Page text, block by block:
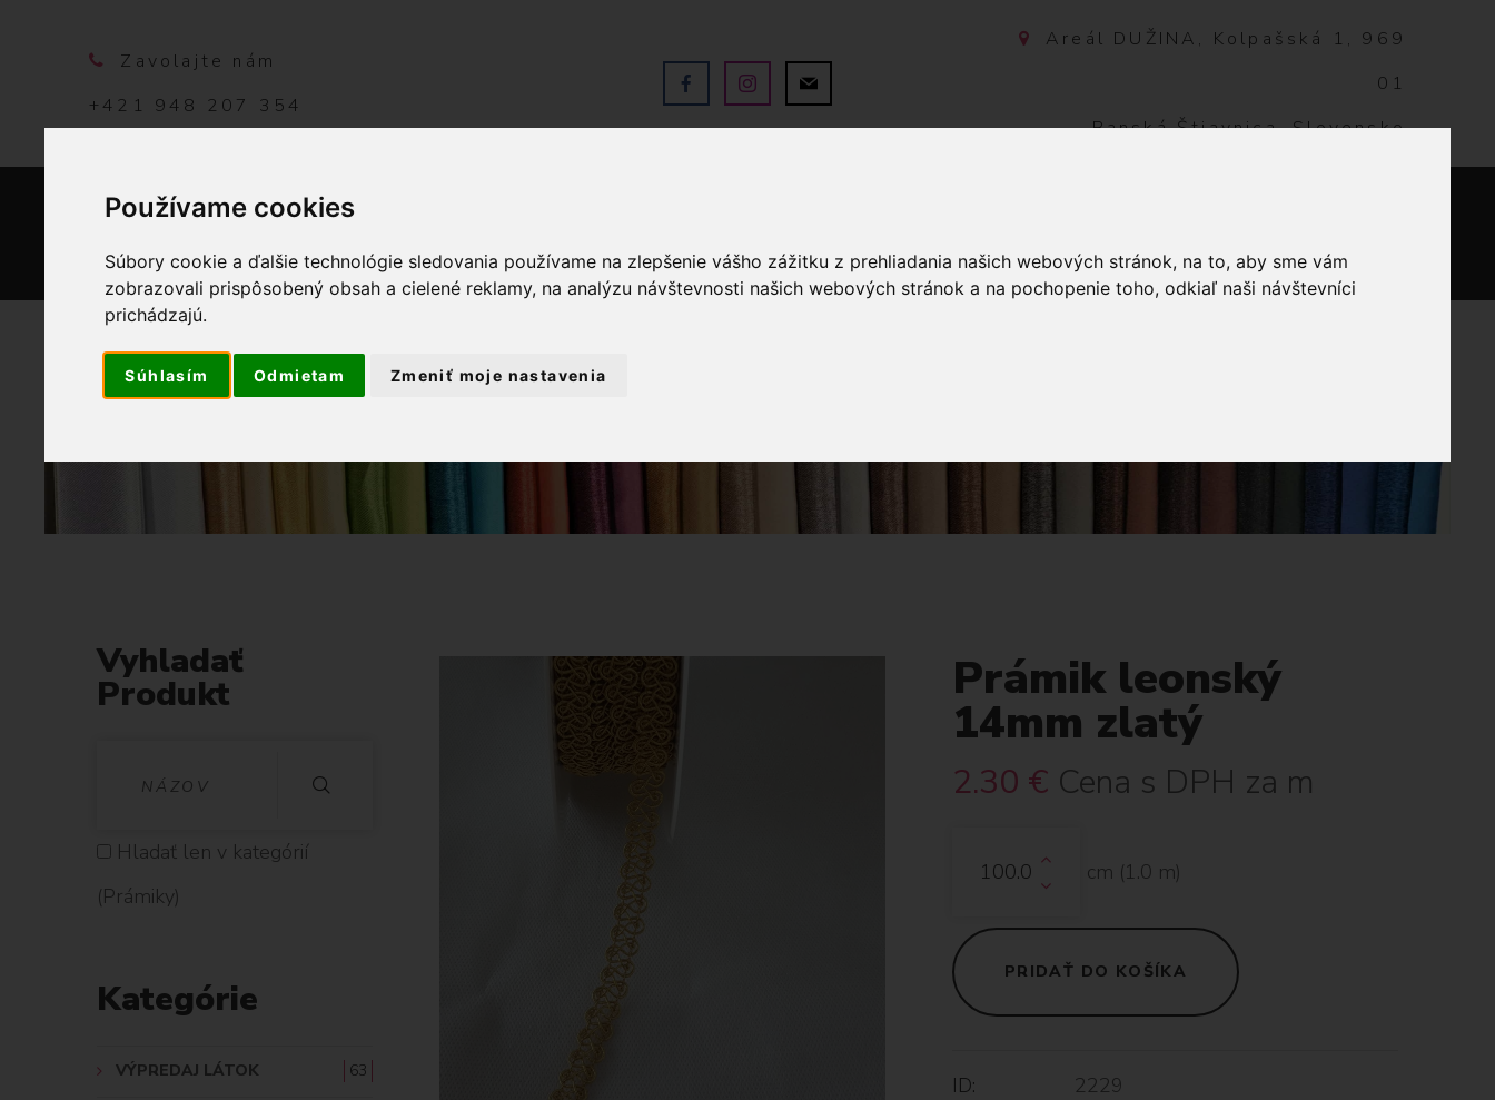
Používame cookies
Súbory cookie a ďalšie technológie sledovania používame na zlepšenie vášho zážitku z prehliadania našich webových stránok, na to, aby sme vám
zobrazovali prispôsobený obsah a cielené reklamy, na analýzu návštevnosti našich webových stránok a na pochopenie toho, odkiaľ naši návštevníci
prichádzajú.
Súhlasím Odmietam Zmeniť moje nastavenia
Zavolajte nám
+421 948 207 354
Areál DUŽINA, Kolpašská 1, 969
01
Banská Štiavnica, Slovensko
Prámik leonský
14mm zlatý
2.30 € Cena s DPH za m
cm (1.0 m)
PRIDAŤ DO KOŠÍKA
ID: 2229
Vyhladať
Produkt
H
L
D
Ť
Hladať len v kategórií
(Prámiky)
Kategórie
VÝPREDAJ LÁTOK 63